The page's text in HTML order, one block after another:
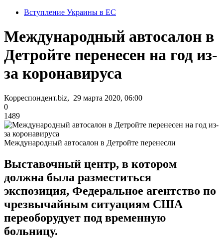
Вступление Украины в ЕС
Международный автосалон в
Детройте перенесен на год из-
за коронавируса
Корреспондент.biz, 29 марта 2020, 06:00
0
1489
Международный автосалон в Детройте перенесли
Выставочный центр, в котором
должна была разместиться
экспозиция, Федеральное агентство по
чрезвычайным ситуациям США
переоборудует под временную
больницу.